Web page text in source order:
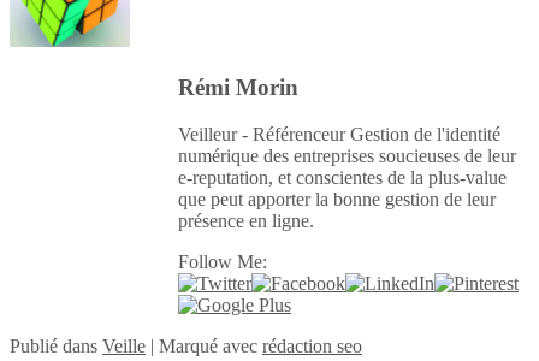
Rémi Morin
Veilleur - Référenceur Gestion de l'identité
numérique des entreprises soucieuses de leur
e-reputation, et conscientes de la plus-value
que peut apporter la bonne gestion de leur
présence en ligne.
Follow Me:
Publié dans Veille | Marqué avec rédaction seo